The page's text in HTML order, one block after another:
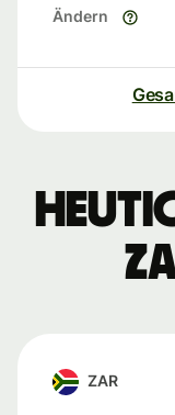
Ändern
ZAR